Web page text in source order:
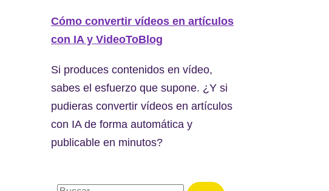
Cómo convertir vídeos en artículos
con IA y VideoToBlog
Si produces contenidos en vídeo,
sabes el esfuerzo que supone. ¿Y si
pudieras convertir vídeos en artículos
con IA de forma automática y
publicable en minutos?